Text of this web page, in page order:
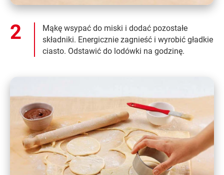
Mąkę wsypać do miski i dodać pozostałe
składniki. Energicznie zagnieść i wyrobić gładkie
ciasto. Odstawić do lodówki na godzinę.